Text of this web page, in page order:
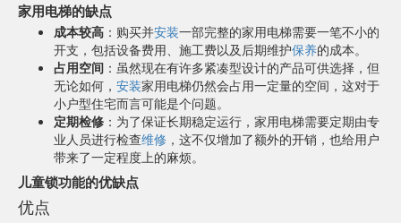
家用电梯的缺点
成本较高 ：购买并安装一部完整的家用电梯需要一笔不小的
开支，包括设备费用、施工费以及后期维护保养的成本。
占用空间 ：虽然现在有许多紧凑型设计的产品可供选择，但
无论如何， 安装家用电梯仍然会占用一定量的空间，这对于
小户型住宅而言可能是个问题。
定期检修 ：为了保证长期稳定运行，家用电梯需要定期由专
业人员进行检查维修 ，这不仅增加了额外的开销，也给用户
带来了一定程度上的麻烦。
儿童锁功能的优缺点
优点